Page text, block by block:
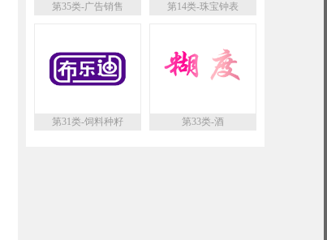
第35类-广告销售 第14类-珠宝钟表
第31类-饲料种籽 第33类-酒